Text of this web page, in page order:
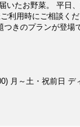
いたお野菜。 平日
利用時にご相談く
きのプランが登場
す♪
月～土・祝前日 デ